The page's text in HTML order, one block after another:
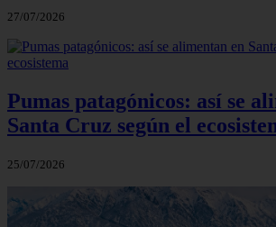
27/07/2026
Pumas patagónicos: así se
Santa Cruz según el
25/07/2026